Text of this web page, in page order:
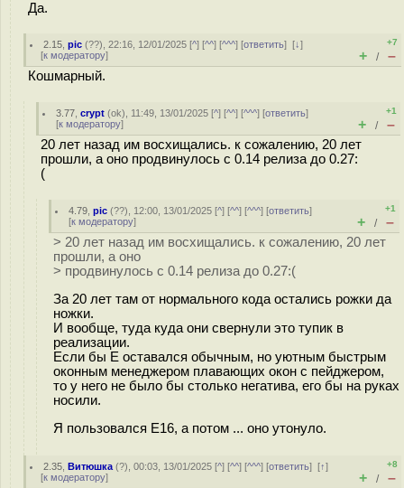
Да.
2.15 ,pic (??), 22:16, 12/01/2025 [^] [^^] [^^^] [ответить][↓]
[к модератору]
+7
+ / –
Кошмарный.
3.77 ,crypt (ok), 11:49, 13/01/2025 [^] [^^] [^^^] [ответить]
[к модератору]
+1
+ / –
20 лет назад им восхищались. к сожалению, 20 лет
прошли, а оно продвинулось с 0.14 релиза до 0.27:
(
4.79 ,pic (??), 12:00, 13/01/2025 [^] [^^] [^^^] [ответить]
[к модератору]
+1
+ / –
> 20 лет назад им восхищались. к сожалению, 20 лет
прошли, а оно
> продвинулось с 0.14 релиза до 0.27:(
За 20 лет там от нормального кода остались рожки да
ножки.
И вообще, туда куда они свернули это тупик в
реализации.
Если бы E оставался обычным, но уютным быстрым
оконным менеджером плавающих окон с пейджером,
то у него не было бы столько негатива, его бы на руках
носили.
Я пользовался E16, а потом ... оно утонуло.
2.35 ,Витюшка (?), 00:03, 13/01/2025 [^] [^^] [^^^] [ответить][↑]
[к модератору]
+8
+ / –